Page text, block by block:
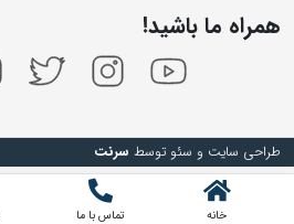
همراه ما باشید!
طراحی سایت و سئو توسط سرنت
خانه تماس با ما